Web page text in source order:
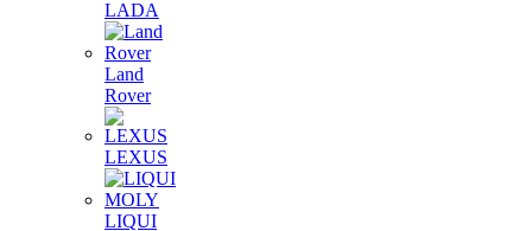
LADA
Land
Rover
LEXUS
LIQUI